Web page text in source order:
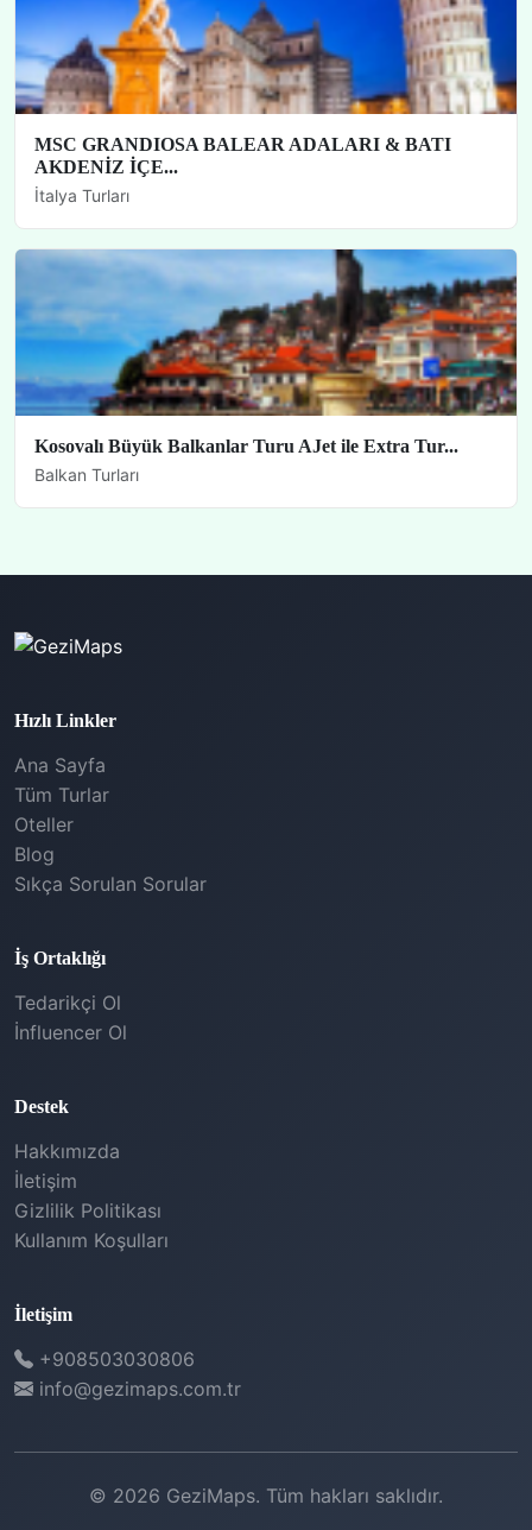
MSC GRANDIOSA BALEAR ADALARI & BATI
AKDENİZ İÇE...
İtalya Turları
Kosovalı Büyük Balkanlar Turu AJet ile Extra Tur...
Balkan Turları
Hızlı Linkler
Ana Sayfa
Tüm Turlar
Oteller
Blog
Sıkça Sorulan Sorular
İş Ortaklığı
Tedarikçi Ol
İnfluencer Ol
Destek
Hakkımızda
İletişim
Gizlilik Politikası
Kullanım Koşulları
İletişim
+908503030806
info@gezimaps.com.tr
© 2026 GeziMaps. Tüm hakları saklıdır.